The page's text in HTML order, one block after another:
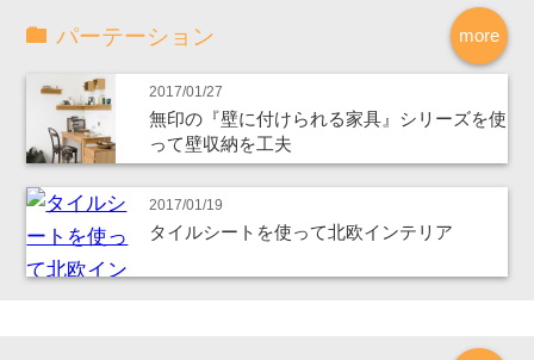
more
パーテーション
2017/01/27
無印の『壁に付けられる家具』シリーズを使
って壁収納を工夫
2017/01/19
タイルシートを使って北欧インテリア